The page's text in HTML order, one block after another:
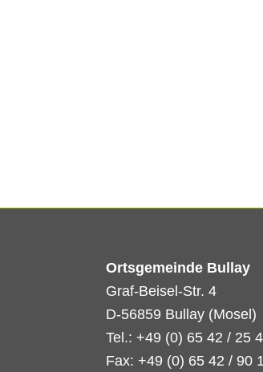
Ortsgemeinde Bullay
Graf-Beisel-Str. 4
D-56859 Bullay (Mosel)
Tel.: +49 (0) 65 42 / 25
Fax: +49 (0) 65 42 / 90